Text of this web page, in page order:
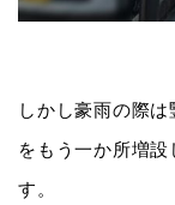
しかし豪雨の際
をもう一か所増
す。